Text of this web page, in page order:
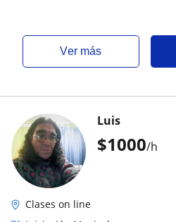
ver más
$1000/h
Luis
Clases on line